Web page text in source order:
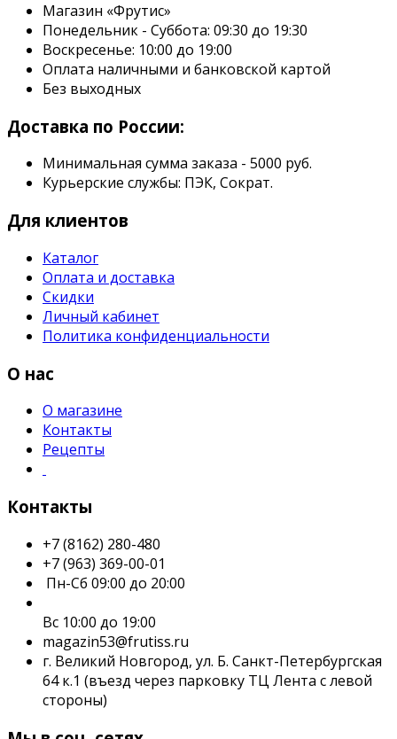
Магазин «Фрутис»
Понедельник - Суббота: 09:30 до 19:30
Воскресенье: 10:00 до 19:00
Оплата наличными и банковской картой
Без выходных
Доставка по России:
Минимальная сумма заказа - 5000 руб.
Курьерские службы: ПЭК, Сократ.
Для клиентов
Каталог
Оплата и доставка
Скидки
Личный кабинет
Политика конфиденциальности
О нас
О магазине
Контакты
Рецепты
Контакты
+7 (8162) 280-480
+7 (963) 369-00-01
Пн-Сб 09:00 до 20:00
Вс 10:00 до 19:00
magazin53@frutiss.ru
г. Великий Новгород, ул. Б. Санкт-Петербургская
64 к.1 (въезд через парковку ТЦ Лента с левой
стороны)